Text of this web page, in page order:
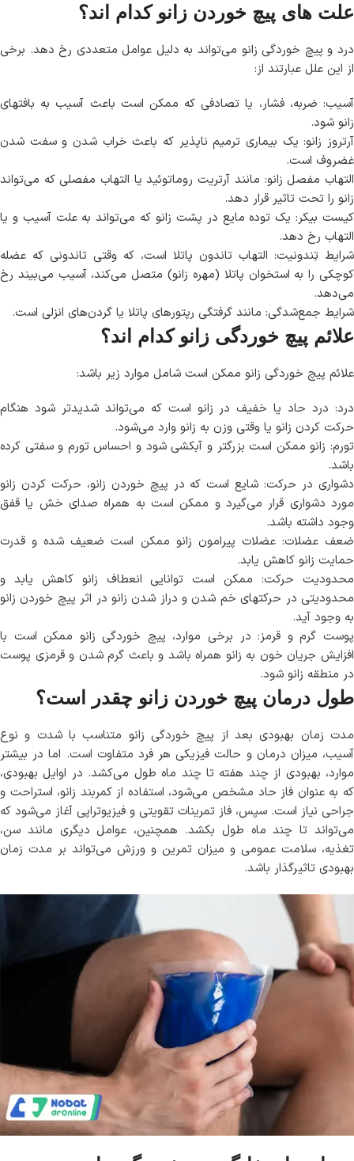
علت های پیچ خوردن زانو کدام اند؟
درد و پیچ خوردگی زانو می‌تواند به دلیل عوامل متعددی رخ دهد. برخی
از این علل عبارتند از:
آسیب: ضربه، فشار، یا تصادفی که ممکن است باعث آسیب به بافتهای
زانو شود.
آرتروز زانو: یک بیماری ترمیم ناپذیر که باعث خراب شدن و سفت شدن
غضروف است.
التهاب مفصل زانو: مانند آرتریت روماتوئید یا التهاب مفصلی که می‌تواند
زانو را تحت تاثیر قرار دهد.
کیست بیکر: یک توده مایع در پشت زانو که می‌تواند به علت آسیب و یا
التهاب رخ دهد.
شرایط تِندونیت: التهاب تاندون پاتلا است، که وقتی تاندونی که عضله
کوچکی را به استخوان پاتلا (مهره زانو) متصل می‌کند، آسیب می‌بیند رخ
می‌دهد.
شرایط جمع‌شدگی: مانند گرفتگی رپتورهای پاتلا یا گردن‌های انزلی است.
علائم پیچ خوردگی زانو کدام اند؟
علائم پیچ خوردگی زانو ممکن است شامل موارد زیر باشد:
درد: درد حاد یا خفیف در زانو است که می‌تواند شدیدتر شود هنگام
حرکت کردن زانو یا وقتی وزن به زانو وارد می‌شود.
تورم: زانو ممکن است بزرگتر و آبکشی شود و احساس تورم و سفتی کرده
باشد.
دشواری در حرکت: شایع است که در پیچ خوردن زانو، حرکت کردن زانو
مورد دشواری قرار می‌گیرد و ممکن است به همراه صدای خش یا قفق
وجود داشته باشد.
ضعف عضلات: عضلات پیرامون زانو ممکن است ضعیف شده و قدرت
حمایت زانو کاهش یابد.
محدودیت حرکت: ممکن است توانایی انعطاف زانو کاهش یابد و
محدودیتی در حرکتهای خم شدن و دراز شدن زانو در اثر پیچ خوردن زانو
به وجود آید.
پوست گرم و قرمز: در برخی موارد، پیچ خوردگی زانو ممکن است با
افزایش جریان خون به زانو همراه باشد و باعث گرم شدن و قرمزی پوست
در منطقه زانو شود.
طول درمان پیچ خوردن زانو چقدر است؟
مدت زمان بهبودی بعد از پیچ خوردگی زانو متناسب با شدت و نوع
آسیب، میزان درمان و حالت فیزیکی هر فرد متفاوت است. اما در بیشتر
موارد، بهبودی از چند هفته تا چند ماه طول می‌کشد. در اوایل بهبودی،
که به عنوان فاز حاد مشخص می‌شود، استفاده از کمربند زانو، استراحت و
جراحی نیاز است. سپس، فاز تمرینات تقویتی و فیزیوتراپی آغاز می‌شود که
می‌تواند تا چند ماه طول بکشد. همچنین، عوامل دیگری مانند سن،
تغذیه، سلامت عمومی و میزان تمرین و ورزش می‌تواند بر مدت زمان
بهبودی تاثیرگذار باشد.